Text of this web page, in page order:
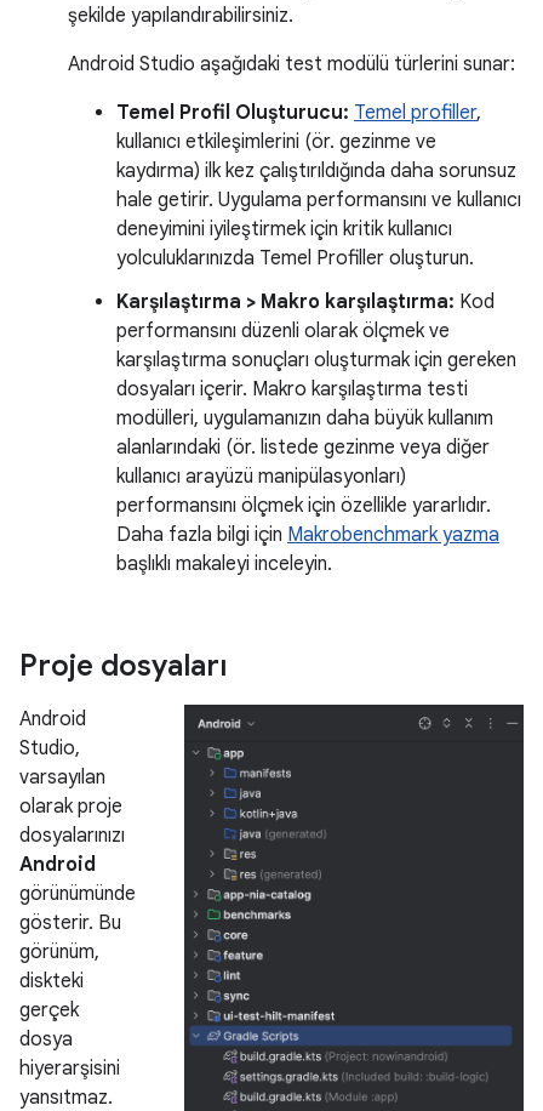
şekilde yapılandırabilirsiniz.
Android Studio aşağıdaki test modülü türlerini sunar:
Temel Profil Oluşturucu: Temel profiller,
kullanıcı etkileşimlerini (ör. gezinme ve
kaydırma) ilk kez çalıştırıldığında daha sorunsuz
hale getirir. Uygulama performansını ve kullanıcı
deneyimini iyileştirmek için kritik kullanıcı
yolculuklarınızda Temel Profiller oluşturun.
Karşılaştırma > Makro karşılaştırma: Kod
performansını düzenli olarak ölçmek ve
karşılaştırma sonuçları oluşturmak için gereken
dosyaları içerir. Makro karşılaştırma testi
modülleri, uygulamanızın daha büyük kullanım
alanlarındaki (ör. listede gezinme veya diğer
kullanıcı arayüzü manipülasyonları)
performansını ölçmek için özellikle yararlıdır.
Daha fazla bilgi için Makrobenchmark yazma
başlıklı makaleyi inceleyin.
Proje dosyaları
Android
Studio,
varsayılan
olarak proje
dosyalarınızı
Android
görünümünde
gösterir. Bu
görünüm,
diskteki
gerçek
dosya
hiyerarşisini
yansıtmaz.